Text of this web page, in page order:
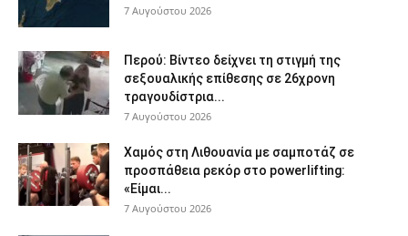
7 Αυγούστου 2026
Περού: Βίντεο δείχνει τη στιγμή της
σεξουαλικής επίθεσης σε 26χρονη
τραγουδίστρια...
7 Αυγούστου 2026
Χαμός στη Λιθουανία με σαμποτάζ σε
προσπάθεια ρεκόρ στο powerlifting:
«Είμαι...
7 Αυγούστου 2026